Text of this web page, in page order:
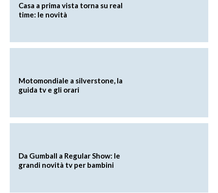
Casa a prima vista torna su real
time: le novità
Motomondiale a silverstone, la
guida tv e gli orari
Da Gumball a Regular Show: le
grandi novità tv per bambini